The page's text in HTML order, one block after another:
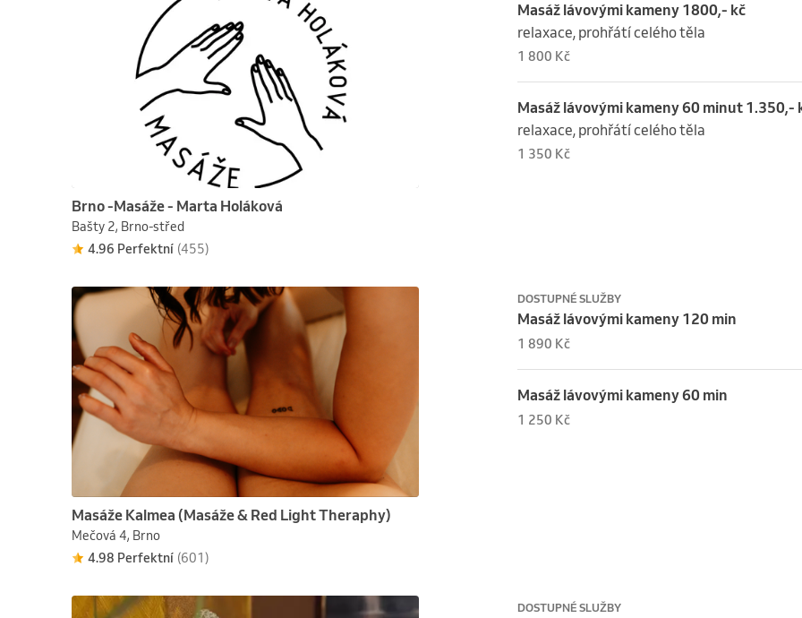
Brno -Masáže - Marta Holáková
Bašty 2, Brno-střed
4.96 Perfektní (455)
Masáž lávovými kameny 1800,- kč
relaxace, prohřátí celého těla
1 800 Kč
Masáž lávovými kameny 60 minut 1.350,-
relaxace, prohřátí celého těla
1 350 Kč
Masáže Kalmea (Masáže & Red Light Theraphy)
Mečová 4, Brno
4.98 Perfektní (601)
DOSTUPNÉ SLUŽBY
Masáž lávovými kameny 120 min
1 890 Kč
Masáž lávovými kameny 60 min
1 250 Kč
DOSTUPNÉ SLUŽBY